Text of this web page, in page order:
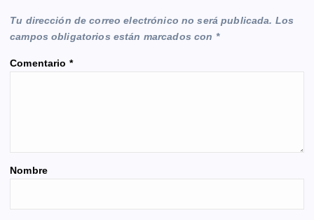
Tu dirección de correo electrónico no será publicada. Los
campos obligatorios están marcados con *
Comentario *
Nombre